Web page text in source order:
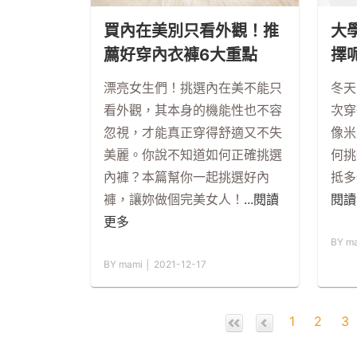
買內在美別只看外觀！推
薦好穿內衣褲6大重點
漂亮女生們！挑選內在美不能只
看外觀，其本身的機能性也不容
忽視，才能真正穿得舒適又不失
美麗。你說不知道如何正確挑選
內褲？本篇幫你一起挑選好內
褲，讓妳做個完美女人！ ...閱讀
更多
BY mami │ 2021-12-17
大
擇
冬
次
像
何
抵
閱
BY
1 2 3